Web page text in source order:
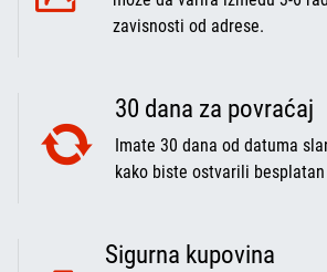
zavisnosti od adrese.
30 dana za povraćaj
Imate 30 dana od datuma
kako biste ostvarili
Sigurna kupovina